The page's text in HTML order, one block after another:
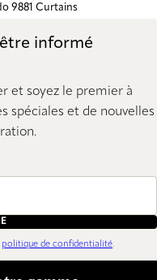
9881 Curtains
informé
et soyez le premier à
spéciales et de nouvelles
politique de confidentialité.